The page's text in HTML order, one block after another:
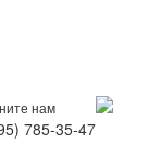
нам
785-35-47